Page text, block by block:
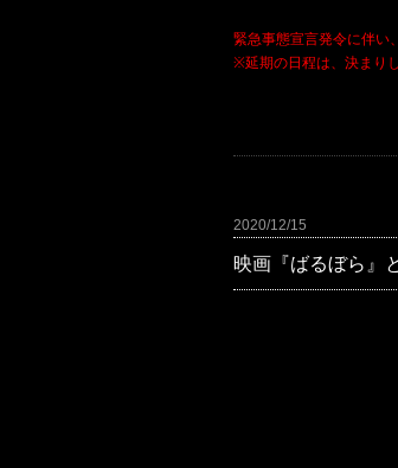
緊急事態宣言発令に伴い
※延期の日程は、決まり
2020/12/15
映画『ばるぼら』